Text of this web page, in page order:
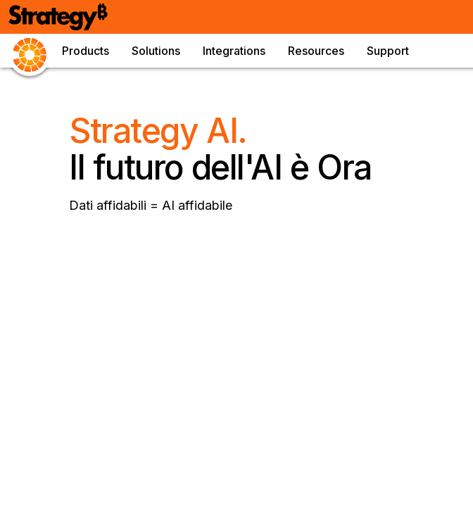
Products Solutions Integrations Resources Support
Strategy AI.
Il futuro dell'AI è Ora
Dati affidabili = AI affidabile